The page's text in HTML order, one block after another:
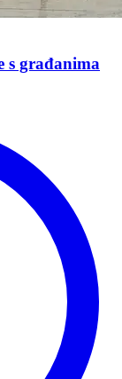
s građanima